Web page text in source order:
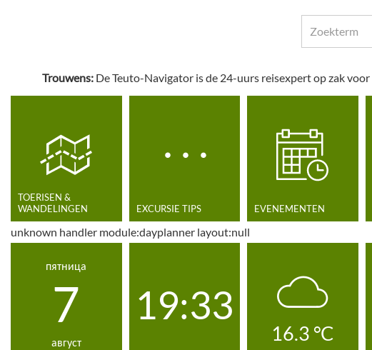
Trouwens:De Teuto-Navigator is de 24-uurs reisexpert op zak
TOERISEN &
WANDELINGEN
EXCURSIE TIPS EVENEMENTEN
unknown handler module:dayplanner layout:null
пятница
7
август
19:34
16.3 °C